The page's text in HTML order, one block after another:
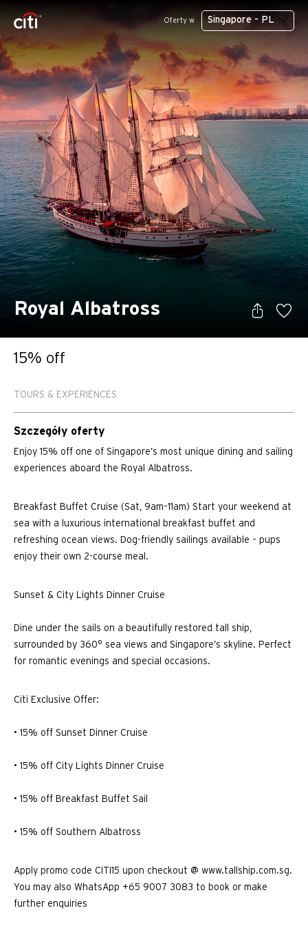
Oferty w Singapore - PL
Royal Albatross
15% off
TOURS & EXPERIENCES
Szczegóły oferty
Enjoy 15% off one of Singapore’s most unique dining and sailing
experiences aboard the Royal Albatross.
Breakfast Buffet Cruise (Sat, 9am–11am) Start your weekend at
sea with a luxurious international breakfast buffet and
refreshing ocean views. Dog-friendly sailings available – pups
enjoy their own 2-course meal.
Sunset & City Lights Dinner Cruise
Dine under the sails on a beautifully restored tall ship,
surrounded by 360° sea views and Singapore’s skyline. Perfect
for romantic evenings and special occasions.
Citi Exclusive Offer:
• 15% off Sunset Dinner Cruise
• 15% off City Lights Dinner Cruise
• 15% off Breakfast Buffet Sail
• 15% off Southern Albatross
Apply promo code CITI15 upon checkout @ www.tallship.com.sg.
You may also WhatsApp +65 9007 3083 to book or make
further enquiries